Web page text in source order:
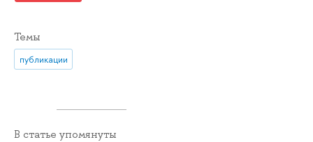
Темы
публикации
В статье упомянуты